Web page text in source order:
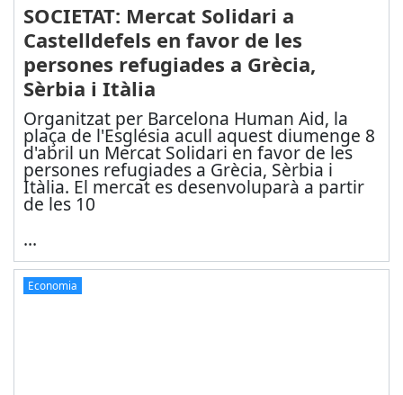
SOCIETAT: Mercat Solidari a
Castelldefels en favor de les
persones refugiades a Grècia,
Sèrbia i Itàlia
Organitzat per Barcelona Human Aid, la
plaça de l'Església acull aquest diumenge 8
d'abril un Mercat Solidari en favor de les
persones refugiades a Grècia, Sèrbia i
Itàlia. El mercat es desenvoluparà a partir
de les 10
...
Economia